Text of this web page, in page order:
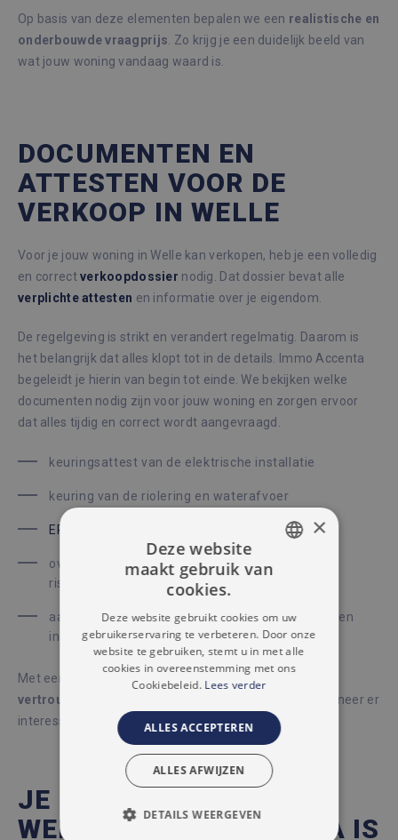
Op basis van deze elementen bepalen we een realistische en
onderbouwde vraagprijs . Zo krijg je een duidelijk beeld van
wat jouw woning vandaag waard is.
DOCUMENTEN EN
ATTESTEN VOOR DE
VERKOOP IN WELLE
Voor je jouw woning in Welle kan verkopen, heb je een volledig
en correctverkoopdossier nodig. Dat dossier bevat alle
verplichte attesten en informatie over je eigendom.
De regelgeving is strikt en verandert regelmatig. Daarom is
het belangrijk dat alles klopt tot in de details. Immo Accenta
begeleidt je hierin van begin tot einde. We bekijken welke
documenten nodig zijn voor jouw woning en zorgen ervoor
dat alles tijdig en correct wordt aangevraagd.
keuringsattest van de elektrische installatie
keuring van de riolering en waterafvoer
EPC
overstromingsinformatie (ligt het pand in
risicogebied?)
aanvullende attesten afhankelijk van je woning en
installaties
Met een volledig en duidelijk dossier vergroot je het
vertrouwen bij kopers
en kan je sneller schakelen wanneer er
interesse is.
JE HUIS VERKOPEN IN
WELLE? IMMO ACCENTA IS
×
Deze website
maakt gebruik van
cookies.
Deze website gebruikt cookies om uw
gebruikerservaring te verbeteren. Door onze
website te gebruiken, stemt u in met alle
cookies in overeenstemming met ons
Cookiebeleid. Lees verder
ALLES ACCEPTEREN
ALLES AFWIJZEN
DETAILS WEERGEVEN